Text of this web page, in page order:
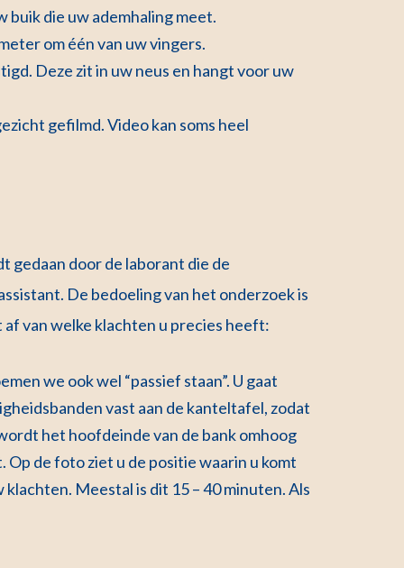
buik die uw ademhaling meet.
om één van uw vingers.
Deze zit in uw neus en hangt voor uw
gefilmd. Video kan soms heel
gedaan door de laborant die de
De bedoeling van het onderzoek is
van welke klachten u precies heeft:
we ook wel “passief staan”. U gaat
vast aan de kanteltafel, zodat
het hoofdeinde van de bank omhoog
de foto ziet u de positie waarin u komt
Meestal is dit 15 – 40 minuten. Als